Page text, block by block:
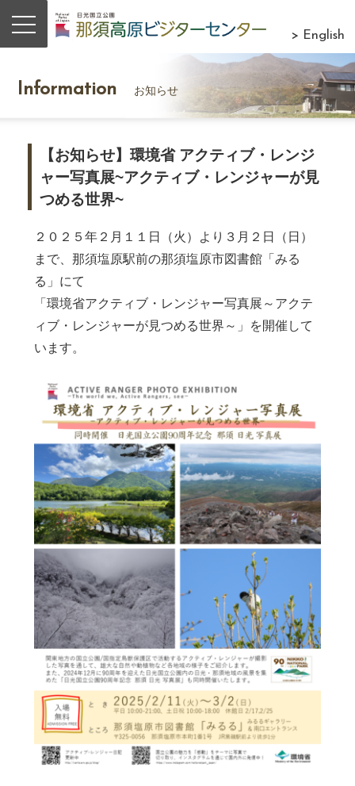
> English
Information お知らせ
【お知らせ】環境省 アクティブ・レンジ
ャー写真展~アクティブ・レンジャーが見
つめる世界~
２０２５年２月１１日（火）より３月２日（日）
まで、 那須塩原駅前の那須塩原市図書館「みる
る」にて
「環境省アクティブ・レンジャー写真展～アクテ
ィブ・レンジャーが見つめる世界～」を開催して
います。